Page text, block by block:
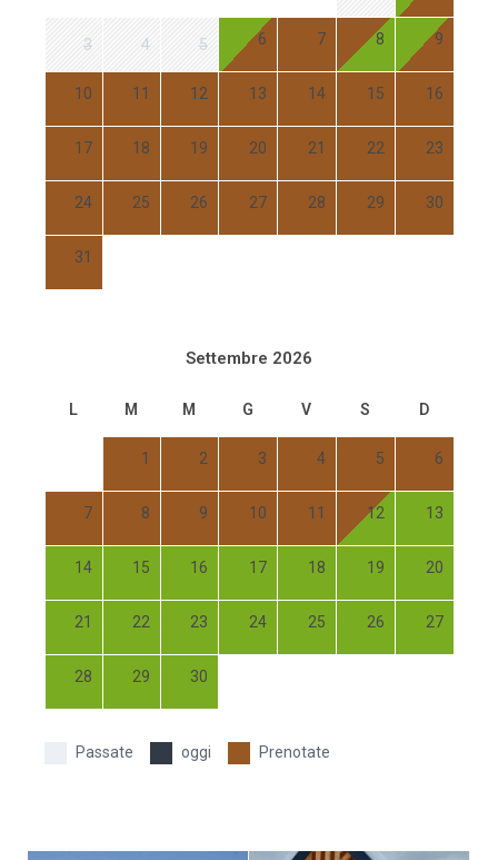
3 4 5 6 7 8 9
10 11 12 13 14 15 16
17 18 19 20 21 22 23
24 25 26 27 28 29 30
31
Settembre 2026
L M M G V S D
1 2 3 4 5 6
7 8 9 10 11 12 13
14 15 16 17 18 19 20
21 22 23 24 25 26 27
28 29 30
Passate oggi Prenotate